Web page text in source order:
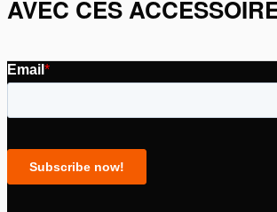
AVEC CES